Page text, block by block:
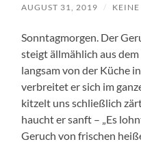
AUGUST 31, 2019 /
Sonntagmorgen. Der
steigt ällmählich aus
langsam von der Küche
verbreitet er sich im
kitzelt uns schließlich
haucht er sanft – „Es
Geruch von frischen